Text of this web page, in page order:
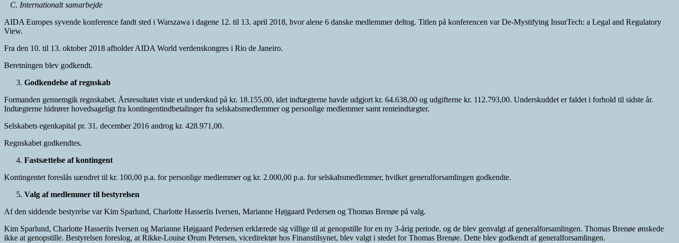
C. Internationalt samarbejde
AIDA Europes syvende konference fandt sted i Warszawa i dagene 12. til 13. april 2018, hvor alene 6 danske medlemmer deltog. Titlen på konferencen var De-Mystifying InsurTech: a Legal and Regulatory
View.
Fra den 10. til 13. oktober 2018 afholder AIDA World verdenskongres i Rio de Janeiro.
Beretningen blev godkendt.
Godkendelse af regnskab
Formanden gennemgik regnskabet. Årsresultatet viste et underskud på kr. 18.155,00, idet indtægterne havde udgjort kr. 64.638,00 og udgifterne kr. 112.793,00. Underskuddet er faldet i forhold til sidste år.
Indtægterne hidrører hovedsageligt fra kontingentindbetalinger fra selskabsmedlemmer og personlige medlemmer samt renteindtægter.
Selskabets egenkapital pr. 31. december 2016 androg kr. 428.971,00.
Regnskabet godkendtes.
Fastsættelse af kontingent
Kontingentet foreslås uændret til kr. 100,00 p.a. for personlige medlemmer og kr. 2.000,00 p.a. for selskabsmedlemmer, hvilket generalforsamlingen godkendte.
Valg af medlemmer til bestyrelsen
Af den siddende bestyrelse var Kim Sparlund, Charlotte Hasseriis Iversen, Marianne Højgaard Pedersen og Thomas Brenøe på valg.
Kim Sparlund, Charlotte Hasseriis Iversen og Marianne Højgaard Pedersen erklærede sig villige til at genopstille for en ny 3-årig periode, og de blev genvalgt af generalforsamlingen. Thomas Brenøe ønskede
ikke at genopstille. Bestyrelsen foreslog, at Rikke-Louise Ørum Petersen, vicedirektør hos Finanstilsynet, blev valgt i stedet for Thomas Brenøe. Dette blev godkendt af generalforsamlingen.